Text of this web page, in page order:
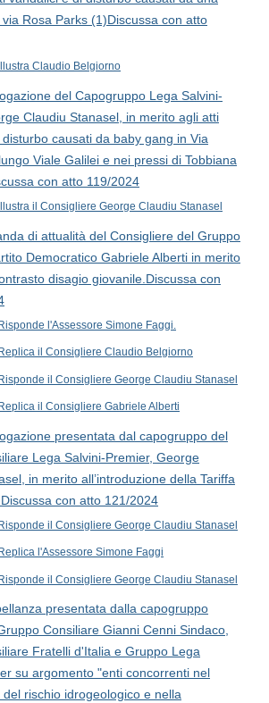
Rosa Parks (1)Discussa con atto
Illustra Claudio Belgiorno
del Capogruppo Lega Salvini-
Claudiu Stanasel, in merito agli atti
causati da baby gang in Via
Viale Galilei e nei pressi di Tobbiana
con atto 119/2024
Illustra il Consigliere George Claudiu Stanasel
di attualità del Consigliere del Gruppo
Democratico Gabriele Alberti in merito
disagio giovanile.Discussa con
Risponde l'Assessore Simone Faggi.
Replica il Consigliere Claudio Belgiorno
il Consigliere George Claudiu Stanasel
Replica il Consigliere Gabriele Alberti
presentata dal capogruppo del
Lega Salvini-Premier, George
in merito all’introduzione della Tariffa
con atto 121/2024
il Consigliere George Claudiu Stanasel
Replica l'Assessore Simone Faggi
il Consigliere George Claudiu Stanasel
presentata dalla capogruppo
Consiliare Gianni Cenni Sindaco,
Fratelli d'Italia e Gruppo Lega
su argomento "enti concorrenti nel
rischio idrogeologico e nella